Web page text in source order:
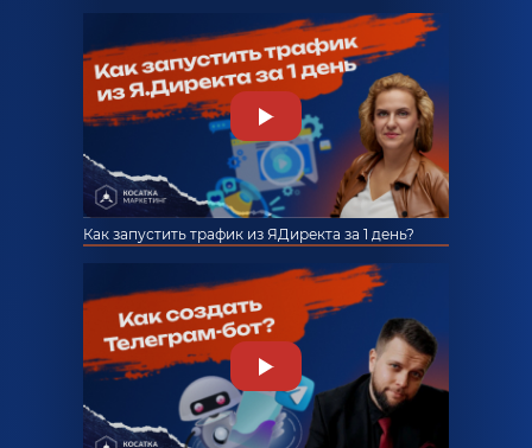
Как запустить трафик из ЯДиректа за 1 день?